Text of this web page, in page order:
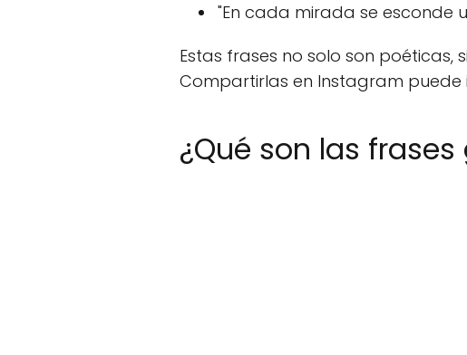
"En cada mirada se esconde
Estas frases no solo son
Compartirlas en Instagram
¿Qué son las